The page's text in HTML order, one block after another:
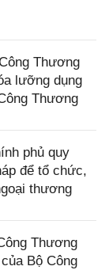
Thương
lưỡng dụng
Thương
phủ quy
để tổ chức,
thương
Thương
Bộ Công